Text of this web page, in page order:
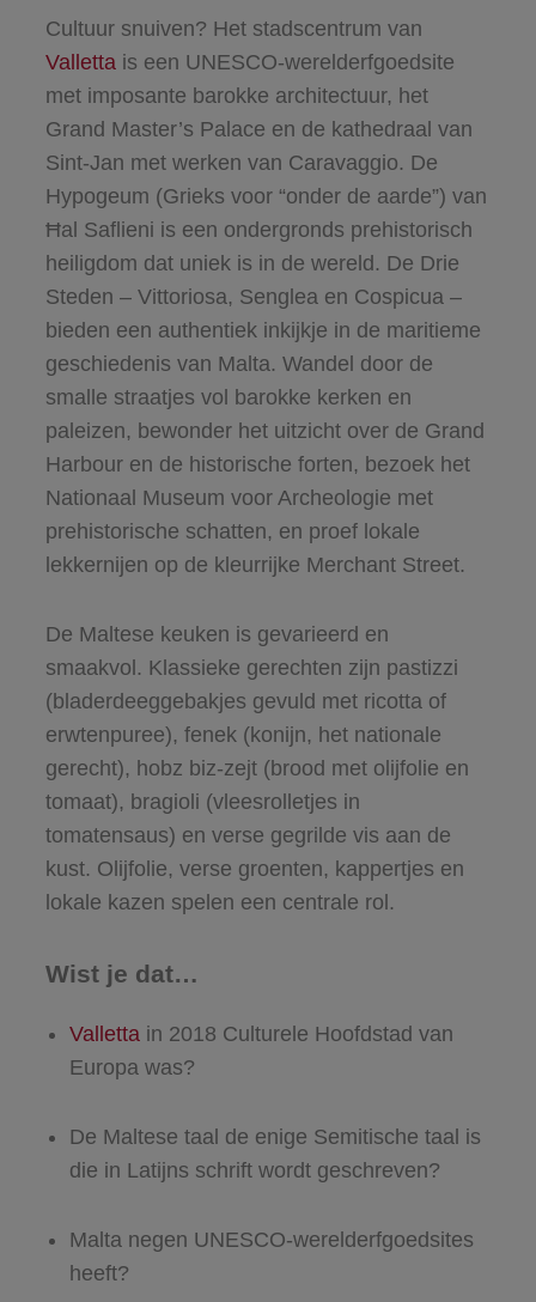
Cultuur snuiven? Het stadscentrum van
Vallettais een UNESCO-werelderfgoedsite
met imposante barokke architectuur, het
Grand Master’s Palace en de kathedraal van
Sint-Jan met werken van Caravaggio. De
Hypogeum (Grieks voor “onder de aarde”) van
Ħal Saflieni is een ondergronds prehistorisch
heiligdom dat uniek is in de wereld. De Drie
Steden – Vittoriosa, Senglea en Cospicua –
bieden een authentiek inkijkje in de maritieme
geschiedenis van Malta. Wandel door de
smalle straatjes vol barokke kerken en
paleizen, bewonder het uitzicht over de Grand
Harbour en de historische forten, bezoek het
Nationaal Museum voor Archeologie met
prehistorische schatten, en proef lokale
lekkernijen op de kleurrijke Merchant Street.
De Maltese keuken is gevarieerd en
smaakvol. Klassieke gerechten zijn pastizzi
(bladerdeeggebakjes gevuld met ricotta of
erwtenpuree), fenek (konijn, het nationale
gerecht), hobz biz-zejt (brood met olijfolie en
tomaat), bragioli (vleesrolletjes in
tomatensaus) en verse gegrilde vis aan de
kust. Olijfolie, verse groenten, kappertjes en
lokale kazen spelen een centrale rol.
Wist je dat…
Vallettain 2018 Culturele Hoofdstad van
Europa was?
De Maltese taal de enige Semitische taal is
die in Latijns schrift wordt geschreven?
Malta negen UNESCO-werelderfgoedsites
heeft?